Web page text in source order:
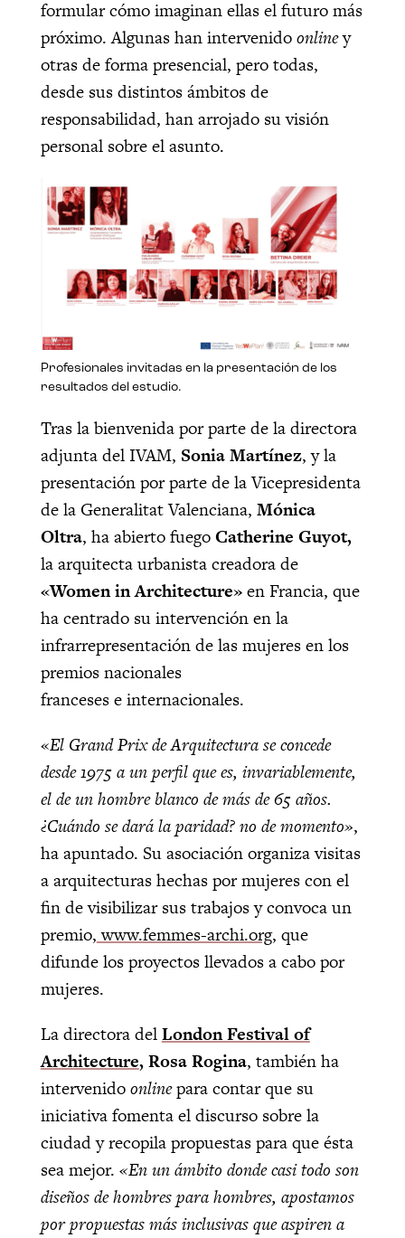
formular cómo imaginan ellas el futuro más
próximo. Algunas han intervenidoonliney
otras de forma presencial, pero todas,
desde sus distintos ámbitos de
responsabilidad, han arrojado su visión
personal sobre el asunto.
Profesionales invitadas en la presentación de los
resultados del estudio.
Tras la bienvenida por parte de la directora
adjunta del IVAM, Sonia Martínez, y la
presentación por parte de la Vicepresidenta
de la Generalitat Valenciana, Mónica
Oltra, ha abierto fuegoCatherine Guyot,
la arquitecta urbanista creadora de
«Women in Architecture»en Francia, que
ha centrado su intervención en la
infrarrepresentación de las mujeres en los
premios nacionales
franceses einternacionales.
«El Grand Prix de Arquitectura se concede
desde 1975 a un perfil que es, invariablemente,
el de un hombre blanco de más de 65 años.
¿Cuándo se dará la paridad? no de momento»,
ha apuntado. Su asociación organiza visitas
a arquitecturas hechas por mujeres con el
fin de visibilizar sus trabajos y convoca un
premio,www.femmes-archi.org, que
difunde los proyectos llevados a cabo por
mujeres.
La directora delLondon Festival of
Architecture, Rosa Rogina, también ha
intervenidoonlinepara contar que su
iniciativa fomenta el discurso sobre la
ciudad y recopila propuestas para que ésta
sea mejor. «En un ámbito donde casi todo son
diseños de hombres para hombres, apostamos
por propuestas más inclusivas que aspiren a